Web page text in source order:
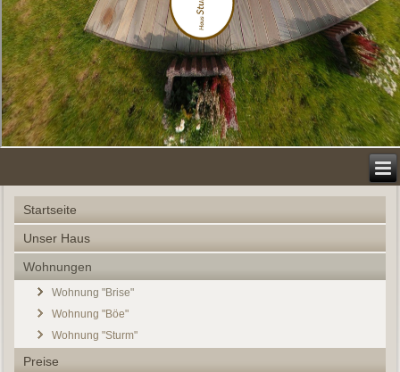
Startseite
Unser Haus
Wohnungen
Wohnung "Brise"
Wohnung "Böe"
Wohnung "Sturm"
Preise